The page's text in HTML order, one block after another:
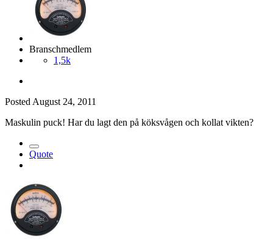
Branschmedlem
1,5k
Posted August 24, 2011
Maskulin puck! Har du lagt den på köksvågen och kollat vikten?
Quote